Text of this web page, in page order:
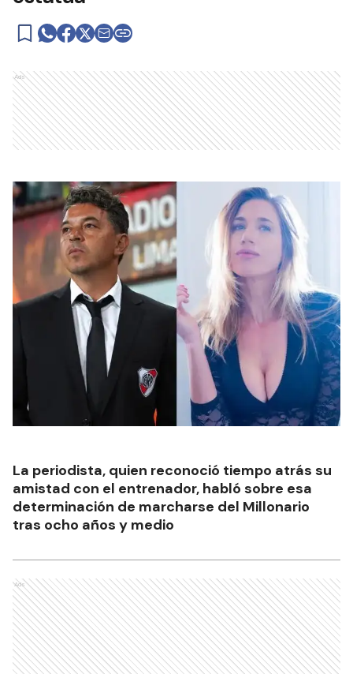
Ads
La periodista, quien reconoció tiempo atrás su
amistad con el entrenador, habló sobre esa
determinación de marcharse del Millonario
tras ocho años y medio
Ads